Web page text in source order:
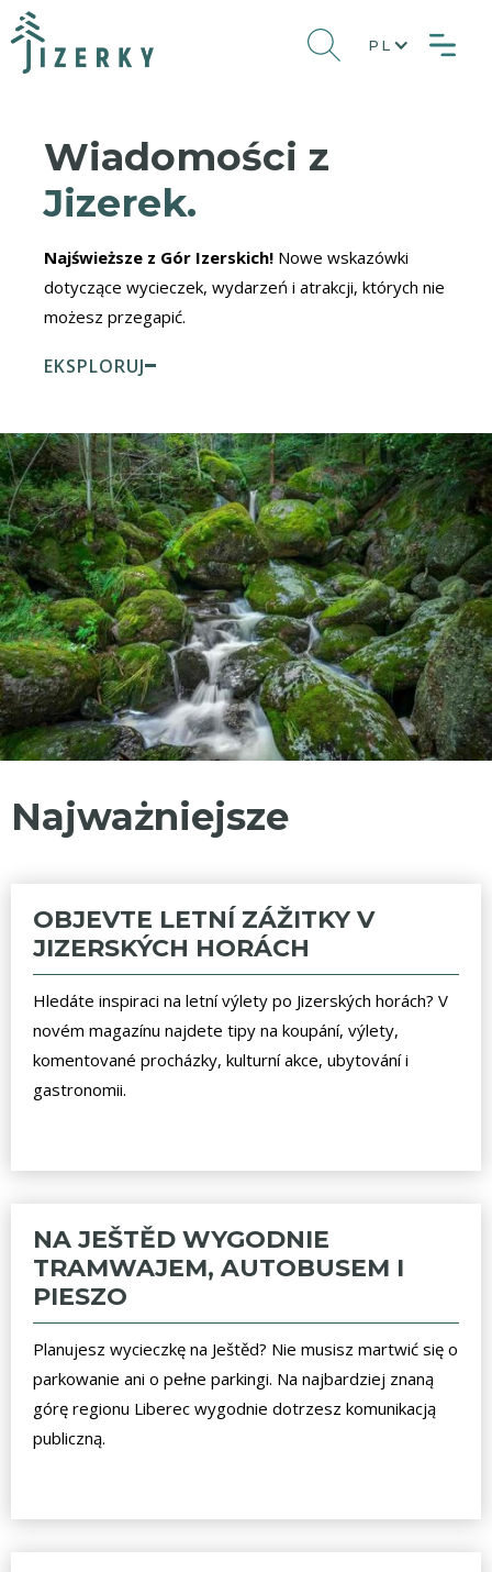
PL
Wiadomości z
Jizerek.
Najświeższe z Gór Izerskich! Nowe wskazówki
dotyczące wycieczek, wydarzeń i atrakcji, których nie
możesz przegapić.
EKSPLORUJ
Najważniejsze
OBJEVTE LETNÍ ZÁŽITKY V
JIZERSKÝCH HORÁCH
Hledáte inspiraci na letní výlety po Jizerských horách? V
novém magazínu najdete tipy na koupání, výlety,
komentované procházky, kulturní akce, ubytování i
gastronomii.
NA JEŠTĚD WYGODNIE
TRAMWAJEM, AUTOBUSEM I
PIESZO
Planujesz wycieczkę na Ještěd? Nie musisz martwić się o
parkowanie ani o pełne parkingi. Na najbardziej znaną
górę regionu Liberec wygodnie dotrzesz komunikacją
publiczną.